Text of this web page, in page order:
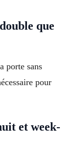
que
porte sans
pour
et week-